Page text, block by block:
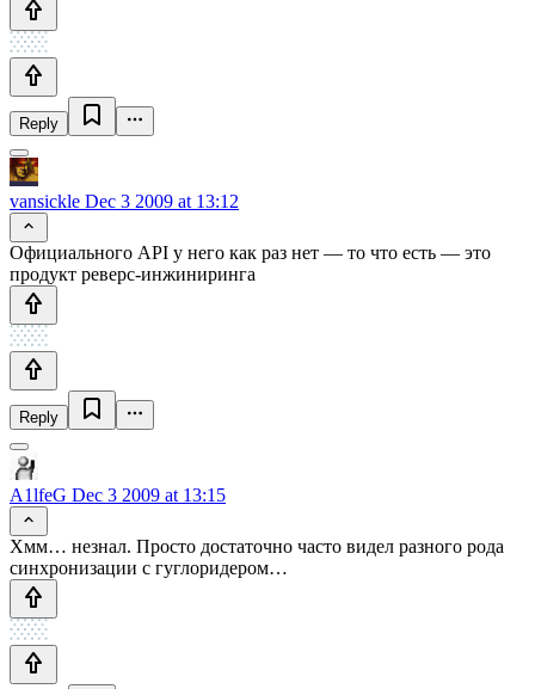
Reply
vansickle Dec 3 2009 at 13:12
Официального API у него как раз нет — то что есть — это
продукт реверс-инжиниринга
Reply
A1lfeG Dec 3 2009 at 13:15
Хмм… незнал. Просто достаточно часто видел разного рода
синхронизации с гуглоридером…